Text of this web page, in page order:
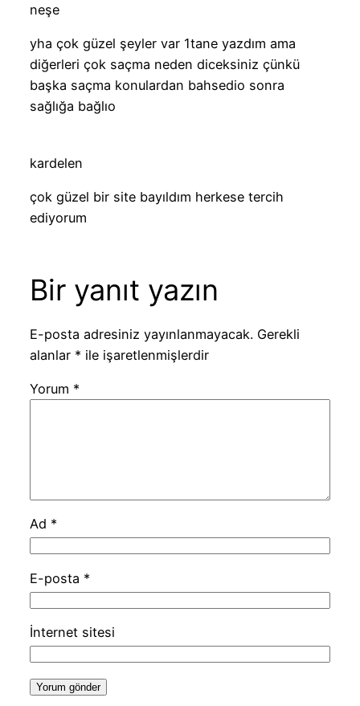
neşe
yha çok güzel şeyler var 1tane yazdım ama
diğerleri çok saçma neden diceksiniz çünkü
başka saçma konulardan bahsedio sonra
sağlığa bağlıo
kardelen
çok güzel bir site bayıldım herkese tercih
ediyorum
Bir yanıt yazın
E-posta adresiniz yayınlanmayacak. Gerekli
alanlar * ile işaretlenmişlerdir
Yorum *
Ad *
E-posta *
İnternet sitesi